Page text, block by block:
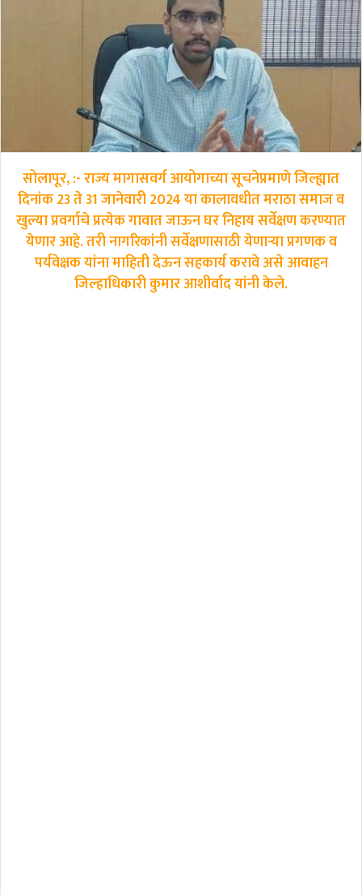
सोलापूर, :- राज्य मागासवर्ग आयोगाच्या सूचनेप्रमाणे जिल्ह्यात
दिनांक 23 ते 31 जानेवारी 2024 या कालावधीत मराठा समाज व
खुल्या प्रवर्गाचे प्रत्येक गावात जाऊन घर निहाय सर्वेक्षण करण्यात
येणार आहे. तरी नागरिकांनी सर्वेक्षणासाठी येणाऱ्या प्रगणक व
पर्यवेक्षक यांना माहिती देऊन सहकार्य करावे असे आवाहन
जिल्हाधिकारी कुमार आशीर्वाद यांनी केले.